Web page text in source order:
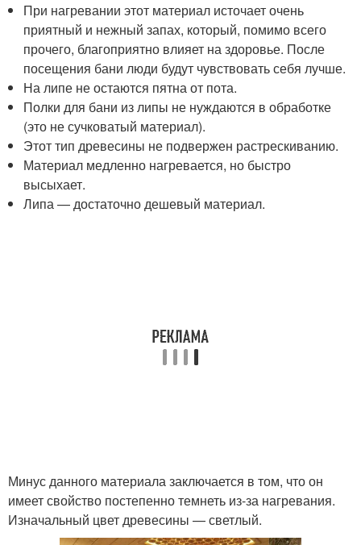
При нагревании этот материал источает очень
приятный и нежный запах, который, помимо всего
прочего, благоприятно влияет на здоровье. После
посещения бани люди будут чувствовать себя лучше.
На липе не остаются пятна от пота.
Полки для бани из липы не нуждаются в обработке
(это не сучковатый материал).
Этот тип древесины не подвержен растрескиванию.
Материал медленно нагревается, но быстро
высыхает.
Липа — достаточно дешевый материал.
Минус данного материала заключается в том, что он
имеет свойство постепенно темнеть из-за нагревания.
Изначальный цвет древесины — светлый.